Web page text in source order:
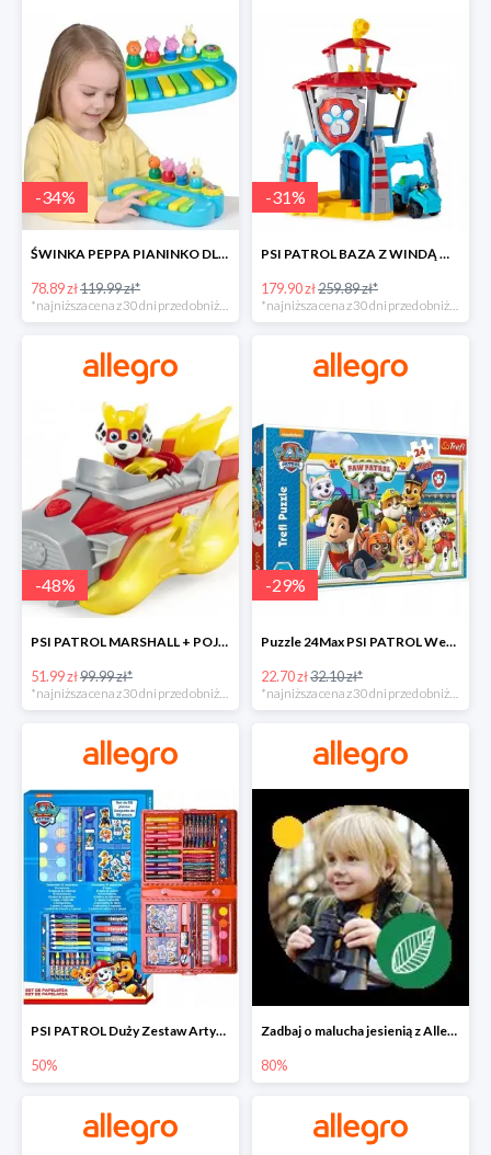
-34%
ŚWINKA PEPPA PIANINKO DLA DZIECI -34%
78.89 zł119.99 zł*
-31%
PSI PATROL BAZA Z WINDĄ WIEŻA + POJAZD AUTO REX -30%
179.90 zł259.89 zł*
-48%
PSI PATROL MARSHALL + POJAZD WÓZ STRAŻACKI DŹWIĘK -48%
51.99 zł99.99 zł*
*najniższa cena z 30 dni przed obniżką
-29%
Puzzle 24Max PSI PATROL Wesoła drużyna TREFL -29%
22.70 zł32.10 zł*
*najniższa cena z 30 dni przed obniżką
PSI PATROL Duży Zestaw Artystyczny 52 elementy na piąty komplet -50%
50%
Zadbaj o malucha jesienią z Allegro do -80%
80%